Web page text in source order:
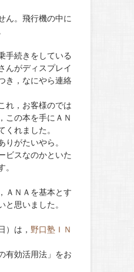
ん。飛行機の中に
手続きをしている
んがディスプレイ
き，なにやら連絡
れ，お客様のでは
この本を手にＡＮ
くれました。
りがたいやら。
ビスなのかといた
。
ＡＮＡを基本とす
と思いました。
）は， 野口塾ＩＮ
有効活用法」をお